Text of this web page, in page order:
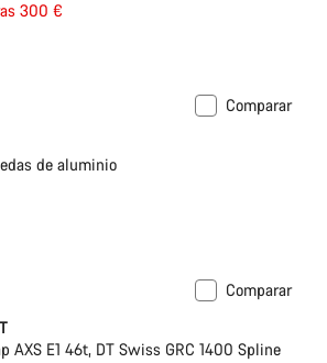
300 €
Comparar
de aluminio
Comparar
AXS E1 46t, DT Swiss GRC 1400 Spline